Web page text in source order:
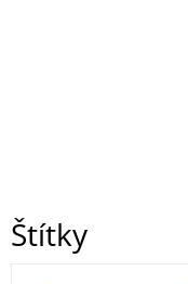
Štítky